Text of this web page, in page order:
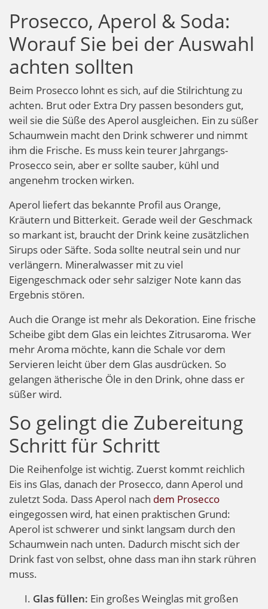
Prosecco, Aperol & Soda:
Worauf Sie bei der Auswahl
achten sollten
Beim Prosecco lohnt es sich, auf die Stilrichtung zu
achten. Brut oder Extra Dry passen besonders gut,
weil sie die Süße des Aperol ausgleichen. Ein zu süßer
Schaumwein macht den Drink schwerer und nimmt
ihm die Frische. Es muss kein teurer Jahrgangs-
Prosecco sein, aber er sollte sauber, kühl und
angenehm trocken wirken.
Aperol liefert das bekannte Profil aus Orange,
Kräutern und Bitterkeit. Gerade weil der Geschmack
so markant ist, braucht der Drink keine zusätzlichen
Sirups oder Säfte. Soda sollte neutral sein und nur
verlängern. Mineralwasser mit zu viel
Eigengeschmack oder sehr salziger Note kann das
Ergebnis stören.
Auch die Orange ist mehr als Dekoration. Eine frische
Scheibe gibt dem Glas ein leichtes Zitrusaroma. Wer
mehr Aroma möchte, kann die Schale vor dem
Servieren leicht über dem Glas ausdrücken. So
gelangen ätherische Öle in den Drink, ohne dass er
süßer wird.
So gelingt die Zubereitung
Schritt für Schritt
Die Reihenfolge ist wichtig. Zuerst kommt reichlich
Eis ins Glas, danach der Prosecco, dann Aperol und
zuletzt Soda. Dass Aperol nach dem Prosecco
eingegossen wird, hat einen praktischen Grund:
Aperol ist schwerer und sinkt langsam durch den
Schaumwein nach unten. Dadurch mischt sich der
Drink fast von selbst, ohne dass man ihn stark rühren
muss.
Glas füllen: Ein großes Weinglas mit großen